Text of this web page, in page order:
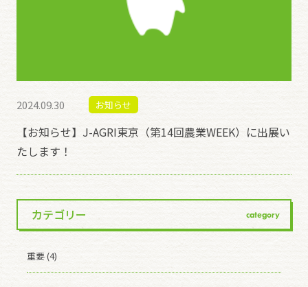
2024.09.30 お知らせ
【お知らせ】J-AGRI東京（第14回農業WEEK）に出展い
たします！
カテゴリー category
重要 (4)